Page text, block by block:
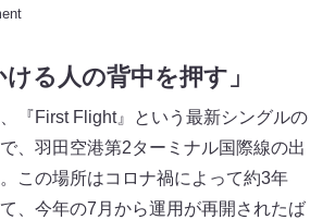
ける人の背中を押す」
『First Flight』という最新シングルの
、羽田空港第2ターミナル国際線の出
この場所はコロナ禍によって約3年
、今年の7月から運用が再開されたば